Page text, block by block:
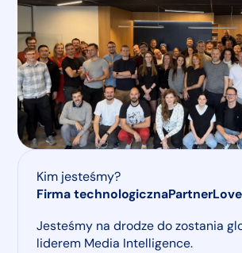
Kim jesteśmy?
Firma technologicznaPartner
Jesteśmy na drodze do zostania
liderem Media Intelligence.